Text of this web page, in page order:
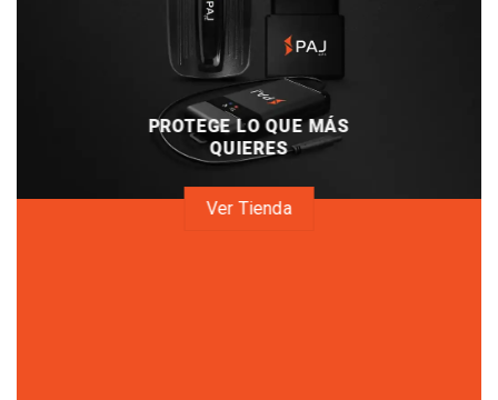
PROTEGE LO QUE MÁS
QUIERES
Ver Tienda